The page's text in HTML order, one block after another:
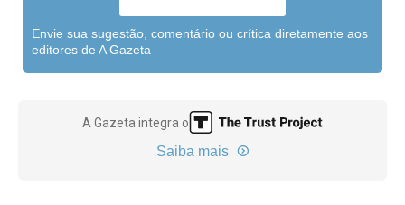
Envie sua sugestão, comentário ou crítica diretamente aos
editores de A Gazeta
A Gazeta integra o
Saiba mais